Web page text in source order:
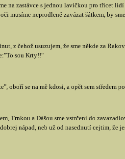
na zastávce s jednou lavičkou pro třicet
musíme neprodleně zavázat šátkem, by
z čehož usuzujem, že sme někde za
sou Krty!!"
oboří se na mě kdosi, a opět sem středem
Trnkou a Dášou sme vstrčeni do
nápad, neb už od nasednutí cejtim,